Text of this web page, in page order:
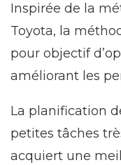
Inspirée de la
Toyota, la
pour objectif
améliorant les
La planification
petites tâches
acquiert une